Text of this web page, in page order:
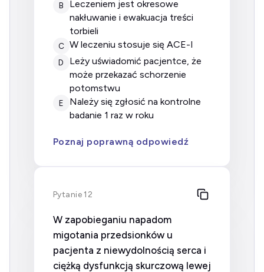
B
leczeniem jest okresowe
nakłuwanie i ewakuacja treści
torbieli
C w leczeniu stosuje się ACE-I
D
leży uświadomić pacjentce, że
może przekazać schorzenie
potomstwu
E
należy się zgłosić na kontrolne
badanie 1 raz w roku
Poznaj poprawną odpowiedź
Pytanie 12
W zapobieganiu napadom
migotania przedsionków u
pacjenta z niewydolnością serca i
ciężką dysfunkcją skurczową lewej